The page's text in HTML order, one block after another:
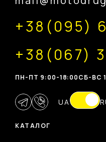
КАТАЛОГ
+38(095)
+38(067)
ПН-ПТ 9:00-18:00CБ-ВС
UA